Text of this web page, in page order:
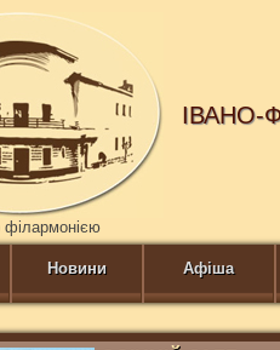
ІВАНО-
філармонією
Новини Афіша